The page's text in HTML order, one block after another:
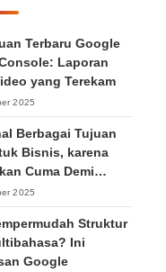
Terbaru Google
Laporan
yang Terekam
2025
Berbagai Tujuan
Bisnis, karena
Cuma Demi
2025
Struktur
Ini
Google